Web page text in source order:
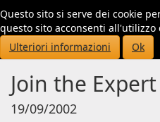
Questo sito si serve dei cookie
questo sito acconsenti all'utilizzo
Ulteriori informazioni
Ok
Join the Expert
19/09/2002